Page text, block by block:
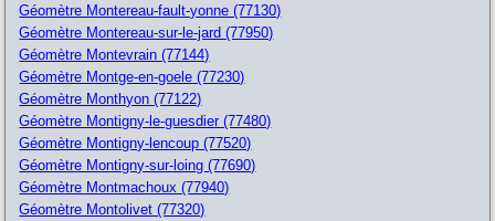
Géomètre Montereau-fault-yonne (77130)
Géomètre Montereau-sur-le-jard (77950)
Géomètre Montevrain (77144)
Géomètre Montge-en-goele (77230)
Géomètre Monthyon (77122)
Géomètre Montigny-le-guesdier (77480)
Géomètre Montigny-lencoup (77520)
Géomètre Montigny-sur-loing (77690)
Géomètre Montmachoux (77940)
Géomètre Montolivet (77320)